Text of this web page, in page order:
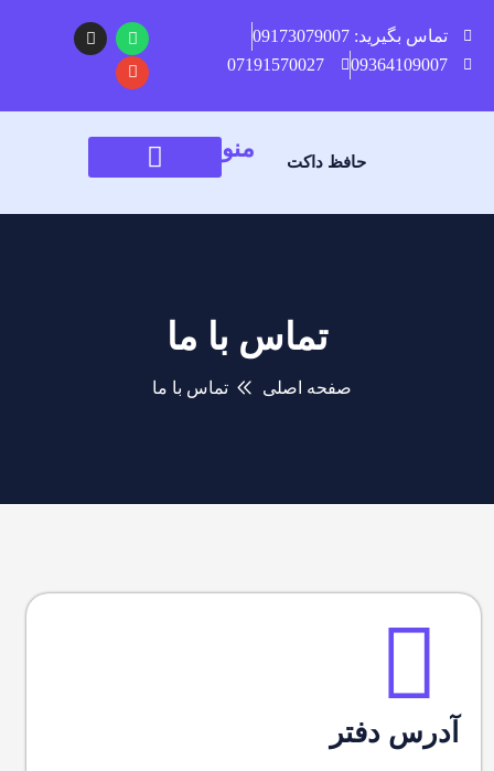
تماس بگیرید: 09173079007
09364109007
07191570027
حافظ داکت
منو
تماس با ما
صفحه اصلی تماس با ما
آدرس دفتر